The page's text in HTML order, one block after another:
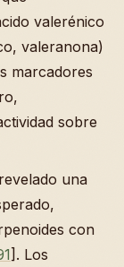
valerénico
valeranona)
marcadores
sobre
una
con
]. Los